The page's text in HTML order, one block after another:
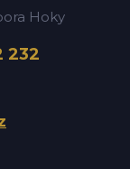
Hoky
232